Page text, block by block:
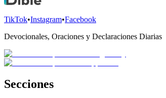
TikTok•Instagram•Facebook
Devocionales, Oraciones y Declaraciones Diarias
Secciones